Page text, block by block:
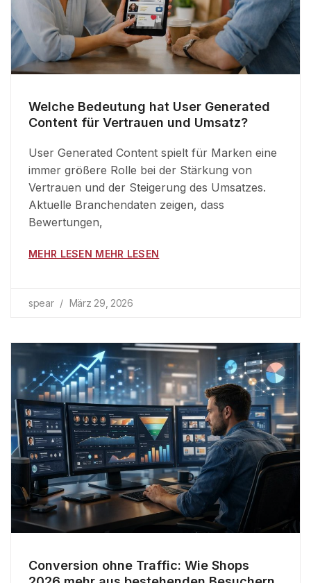
Welche Bedeutung hat User Generated
Content für Vertrauen und Umsatz?
User Generated Content spielt für Marken eine
immer größere Rolle bei der Stärkung von
Vertrauen und der Steigerung des Umsatzes.
Aktuelle Branchendaten zeigen, dass
Bewertungen,
MEHR LESEN MEHR LESEN
spear März 29, 2026
Conversion ohne Traffic: Wie Shops